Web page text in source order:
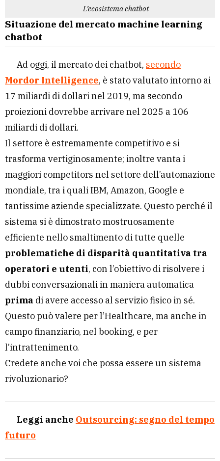
L’ecosistema chatbot
Situazione del mercato machine learning
chatbot
Ad oggi, il mercato dei chatbot, secondo
Mordor Intelligence, è stato valutato intorno ai
17 miliardi di dollari nel 2019, ma secondo
proiezioni dovrebbe arrivare nel 2025 a 106
miliardi di dollari.
Il settore è estremamente competitivo e si
trasforma vertiginosamente; inoltre vanta i
maggiori competitors nel settore dell’automazione
mondiale, tra i quali IBM, Amazon, Google e
tantissime aziende specializzate. Questo perché il
sistema si è dimostrato mostruosamente
efficiente nello smaltimento di tutte quelle
problematiche di disparità quantitativa tra
operatori e utenti, con l’obiettivo di risolvere i
dubbi conversazionali in maniera automatica
prima di avere accesso al servizio fisico in sé.
Questo può valere per l’Healthcare, ma anche in
campo finanziario, nel booking, e per
l’intrattenimento.
Credete anche voi che possa essere un sistema
rivoluzionario?
Leggi anche Outsourcing: segno del tempo
futuro